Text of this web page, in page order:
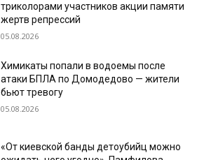
триколорами участников акции памяти
жертв репрессий
05.08.2026
Химикаты попали в водоемы после
атаки БПЛА по Домодедово — жители
бьют тревогу
05.08.2026
«От киевской банды детоубийц можно